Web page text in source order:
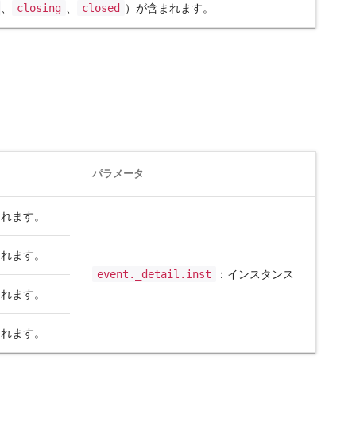
closing closed ）が含まれます。
パラメータ
ます。
event._detail.inst ：インスタンス
ます。
ます。
ます。